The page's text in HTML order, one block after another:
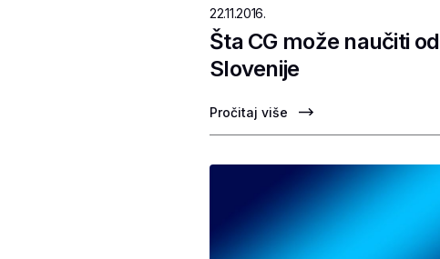
22.11.2016.
Šta CG može naučiti od
Slovenije
Pročitaj više